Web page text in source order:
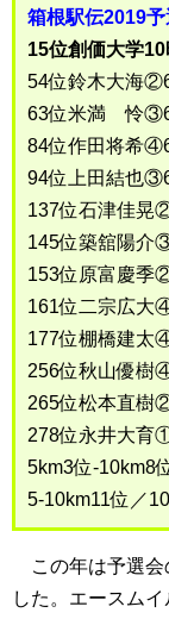
箱根駅伝2019
15位創価大学
54位鈴木大海
63位米満 怜
84位作田将希
94位上田結也
137位石津佳晃
145位築舘陽介
153位原富慶季
161位二宗広大
177位棚橋建太
256位秋山優樹
265位松本直樹
278位永井大育
5km3位-10km8
5-10km11位／
この年は予選会
した。エースム